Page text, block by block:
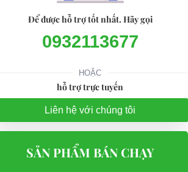
Để được hỗ trợ tốt nhất. Hãy gọi
0932113677
HOẶC
hỗ trợ trực tuyến
Liên hệ với chúng tôi
SẢN PHẨM BÁN CHẠY